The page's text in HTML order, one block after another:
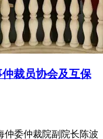
裁员协会及互保
仲委仲裁院副院长陈波